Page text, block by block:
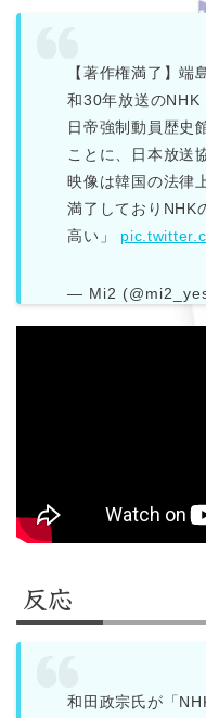
【著作権満了】端
和30年放送のNHK
日帝強制動員歴史
ことに、日本放送
映像は韓国の法律
満了しておりNHK
高い」
— Mi2
反応
和田政宗氏が「